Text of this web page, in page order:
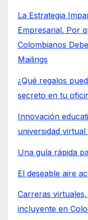
La Estrategia
Empresarial. Por
Colombianos
Mailings
¿Qué regalos
secreto en tu
Innovación
universidad
Una guía rápida
El deseable aire
Carreras
incluyente en